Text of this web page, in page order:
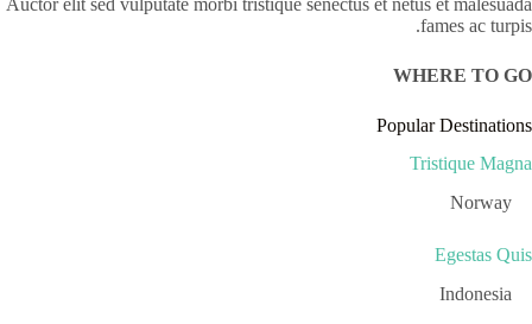
fames ac turpis.
WHERE TO GO
Popular Destinations
Tristique Magna
Egestas Quis